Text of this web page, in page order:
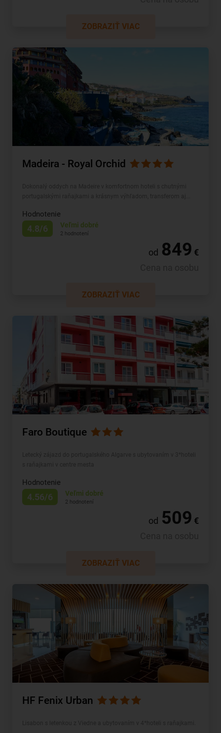
ZOBRAZIŤ VIAC
Madeira - Royal Orchid
Hodnotenie
4.8/6 Veľmi dobré
2 hodnotení
od 849 €
ZOBRAZIŤ VIAC
Faro Boutique
Hodnotenie
4.56/6 Veľmi dobré
2 hodnotení
od 509 €
ZOBRAZIŤ VIAC
HF Fenix Urban